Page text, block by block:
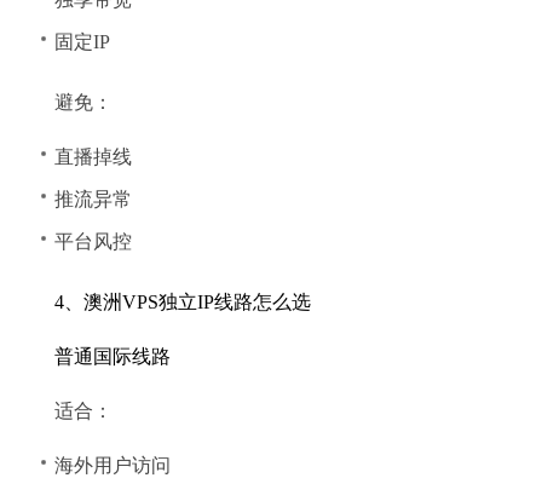
固定IP
避免：
直播掉线
推流异常
平台风控
4、澳洲VPS独立IP线路怎么选
普通国际线路
适合：
海外用户访问